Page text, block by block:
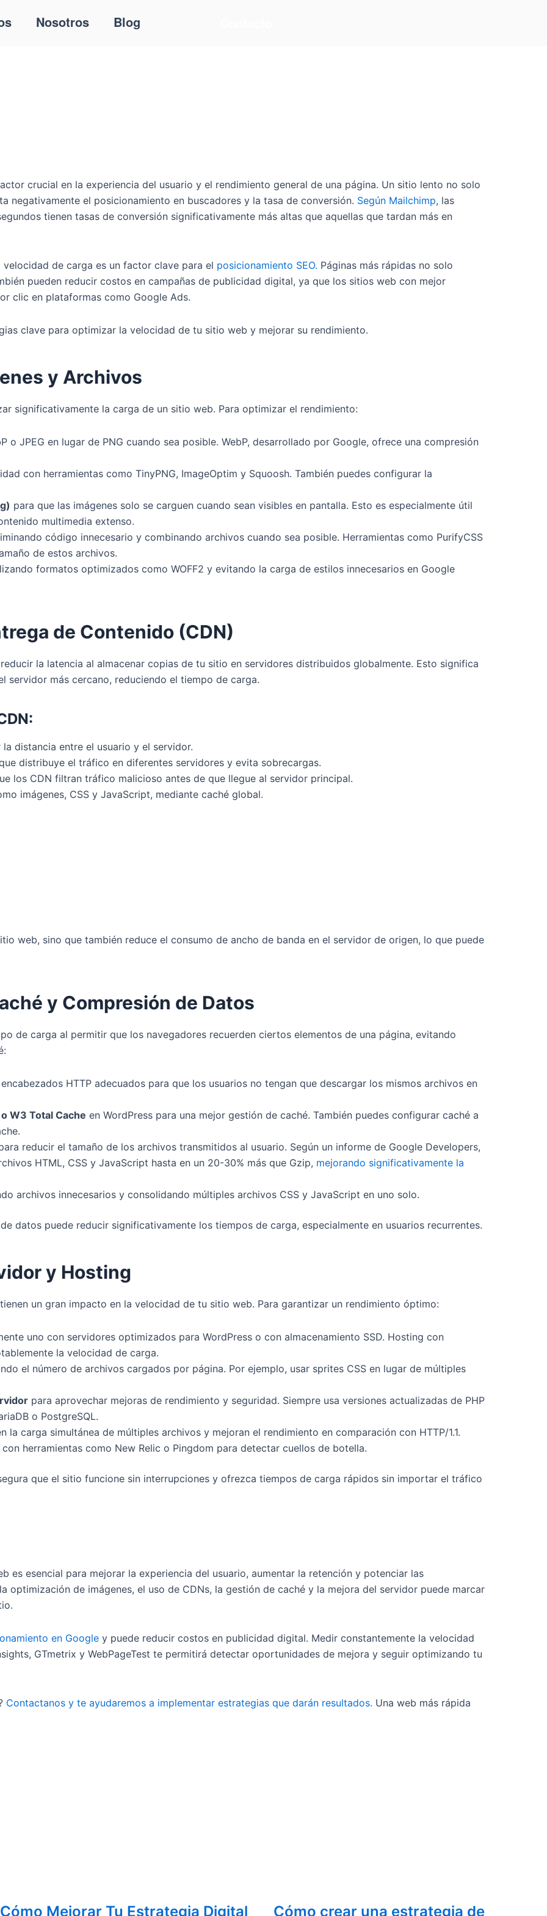
Nosotros Blog
crucial en la experiencia del usuario y el rendimiento general de una página. Un sitio lento no solo
negativamente el posicionamiento en buscadores y la tasa de conversión. Según Mailchimp, las
tienen tasas de conversión significativamente más altas que aquellas que tardan más en
de carga es un factor clave para el posicionamiento SEO. Páginas más rápidas no solo
pueden reducir costos en campañas de publicidad digital, ya que los sitios web con mejor
clic en plataformas como Google Ads.
clave para optimizar la velocidad de tu sitio web y mejorar su rendimiento.
y Archivos
significativamente la carga de un sitio web. Para optimizar el rendimiento:
o JPEG en lugar de PNG cuando sea posible. WebP, desarrollado por Google, ofrece una compresión
con herramientas como TinyPNG, ImageOptim y Squoosh. También puedes configurar la
para que las imágenes solo se carguen cuando sean visibles en pantalla. Esto es especialmente útil
multimedia extenso.
código innecesario y combinando archivos cuando sea posible. Herramientas como PurifyCSS
de estos archivos.
formatos optimizados como WOFF2 y evitando la carga de estilos innecesarios en Google
de Contenido (CDN)
la latencia al almacenar copias de tu sitio en servidores distribuidos globalmente. Esto significa
servidor más cercano, reduciendo el tiempo de carga.
distancia entre el usuario y el servidor.
distribuye el tráfico en diferentes servidores y evita sobrecargas.
los CDN filtran tráfico malicioso antes de que llegue al servidor principal.
imágenes, CSS y JavaScript, mediante caché global.
web, sino que también reduce el consumo de ancho de banda en el servidor de origen, lo que puede
y Compresión de Datos
de carga al permitir que los navegadores recuerden ciertos elementos de una página, evitando
HTTP adecuados para que los usuarios no tengan que descargar los mismos archivos en
W3 Total Cache en WordPress para una mejor gestión de caché. También puedes configurar caché a
reducir el tamaño de los archivos transmitidos al usuario. Según un informe de Google Developers,
HTML, CSS y JavaScript hasta en un 20-30% más que Gzip, mejorando significativamente la
archivos innecesarios y consolidando múltiples archivos CSS y JavaScript en uno solo.
datos puede reducir significativamente los tiempos de carga, especialmente en usuarios recurrentes.
y Hosting
un gran impacto en la velocidad de tu sitio web. Para garantizar un rendimiento óptimo:
uno con servidores optimizados para WordPress o con almacenamiento SSD. Hosting con
la velocidad de carga.
el número de archivos cargados por página. Por ejemplo, usar sprites CSS en lugar de múltiples
para aprovechar mejoras de rendimiento y seguridad. Siempre usa versiones actualizadas de PHP
o PostgreSQL.
la carga simultánea de múltiples archivos y mejoran el rendimiento en comparación con HTTP/1.1.
con herramientas como New Relic o Pingdom para detectar cuellos de botella.
que el sitio funcione sin interrupciones y ofrezca tiempos de carga rápidos sin importar el tráfico
es esencial para mejorar la experiencia del usuario, aumentar la retención y potenciar las
optimización de imágenes, el uso de CDNs, la gestión de caché y la mejora del servidor puede marcar
en Google y puede reducir costos en publicidad digital. Medir constantemente la velocidad
GTmetrix y WebPageTest te permitirá detectar oportunidades de mejora y seguir optimizando tu
Contactanos y te ayudaremos a implementar estrategias que darán resultados. Una web más rápida
Cómo Mejorar Tu Estrategia Digital Cómo crear una estrategia de